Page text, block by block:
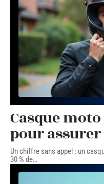
Casque
pour
Un chiffre sans appel : un
30 % de…